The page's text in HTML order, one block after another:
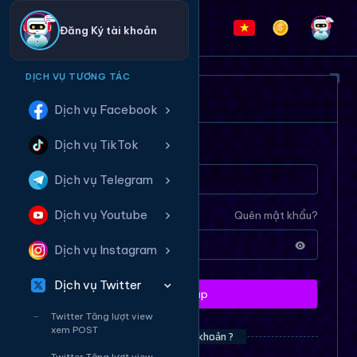
Đăng Ký tài khoản
DỊCH VỤ TƯƠNG TÁC
Dịch vụ Facebook
Dịch vụ TikTok
Dịch vụ Telegram
Dịch vụ Youtube
Dịch vụ Instagram
Dịch vụ Twitter
Twitter Tăng lượt view
xem POST
ĐĂNG NHẬP HỆ THỐNG
Tên tài khoản
Quên mật khẩu?
Mật khẩu
Đăng nhập
Bạn chưa có tài khoản ?